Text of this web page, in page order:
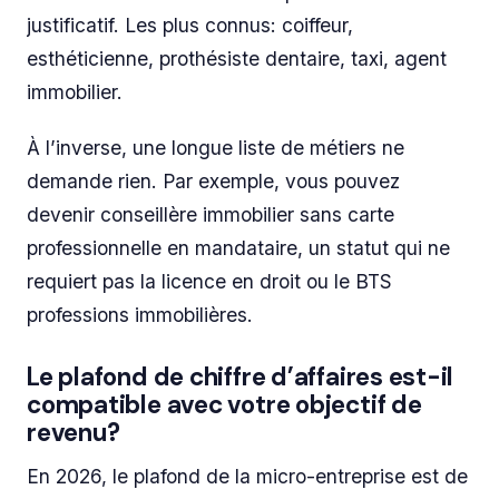
justificatif. Les plus connus: coiffeur,
esthéticienne, prothésiste dentaire, taxi, agent
immobilier.
À l’inverse, une longue liste de métiers ne
demande rien. Par exemple, vous pouvez
devenir conseillère immobilier sans carte
professionnelle en mandataire, un statut qui ne
requiert pas la licence en droit ou le BTS
professions immobilières.
Le plafond de chiffre d’affaires est-il
compatible avec votre objectif de
revenu?
En 2026, le plafond de la micro-entreprise est de